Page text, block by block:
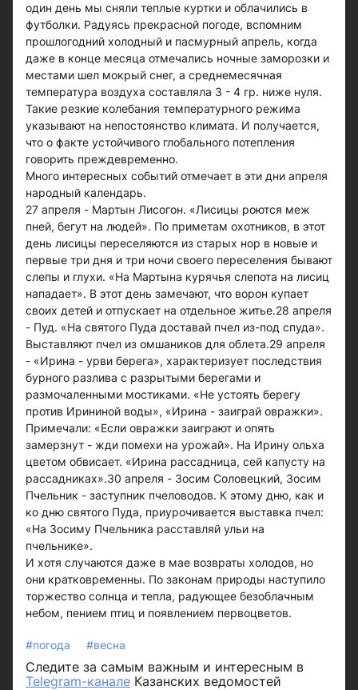
один день мы сняли теплые куртки и облачились в
футболки. Радуясь прекрасной погоде, вспомним
прошлогодний холодный и пасмурный апрель, когда
даже в конце месяца отмечались ночные заморозки и
местами шел мокрый снег, а среднемесячная
температура воздуха составляла 3 - 4 гр. ниже нуля.
Такие резкие колебания температурного режима
указывают на непостоянство климата. И получается,
что о факте устойчивого глобального потепления
говорить преждевременно.
Много интересных событий отмечает в эти дни апреля
народный календарь.
27 апреля - Мартын Лисогон. «Лисицы роются меж
пней, бегут на людей». По приметам охотников, в этот
день лисицы переселяются из старых нор в новые и
первые три дня и три ночи своего переселения бывают
слепы и глухи. «На Мартына курячья слепота на лисиц
нападает». В этот день замечают, что ворон купает
своих детей и отпускает на отдельное житье.28 апреля
- Пуд. «На святого Пуда доставай пчел из-под спуда».
Выставляют пчел из омшаников для облета.29 апреля
- «Ирина - урви берега», характеризует последствия
бурного разлива с разрытыми берегами и
размочаленными мостиками. «Не устоять берегу
против Ирининой воды», «Ирина - заиграй овражки».
Примечали: «Если овражки заиграют и опять
замерзнут - жди помехи на урожай». На Ирину ольха
цветом обвисает. «Ирина рассадница, сей капусту на
рассадниках».30 апреля - Зосим Соловецкий, Зосим
Пчельник - заступник пчеловодов. К этому дню, как и
ко дню святого Пуда, приурочивается выставка пчел:
«На Зосиму Пчельника расставляй ульи на
пчельнике».
И хотя случаются даже в мае возвраты холодов, но
они кратковременны. По законам природы наступило
торжество солнца и тепла, радующее безоблачным
небом, пением птиц и появлением первоцветов.
#погода #весна
Следите за самым важным и интересным в
Telegram-канале Казанских ведомостей